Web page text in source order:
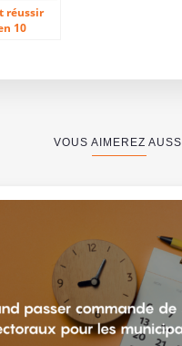
réussir
10
VOUS AIMEREZ AUSSI